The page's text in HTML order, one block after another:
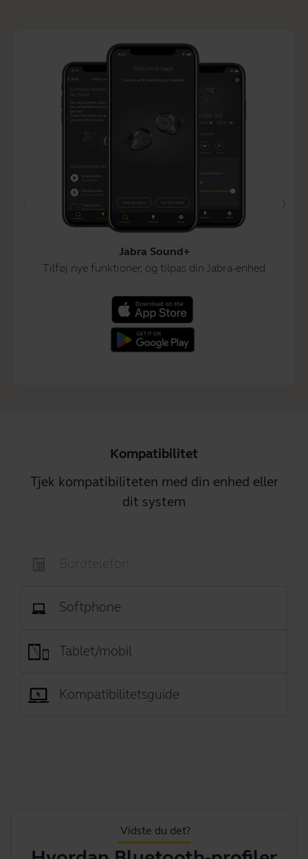
Jabra Sound+
Tilføj nye funktioner, og tilpas din Jabra-enhed
Kompatibilitet
Tjek kompatibiliteten med din enhed eller
dit system
Softphone
Tablet/mobil
Kompatibilitetsguide
Vidste du det?